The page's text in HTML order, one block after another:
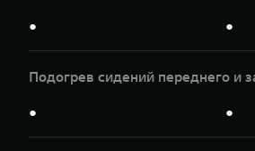
● ●
Подогрев сидений переднего и
● ●